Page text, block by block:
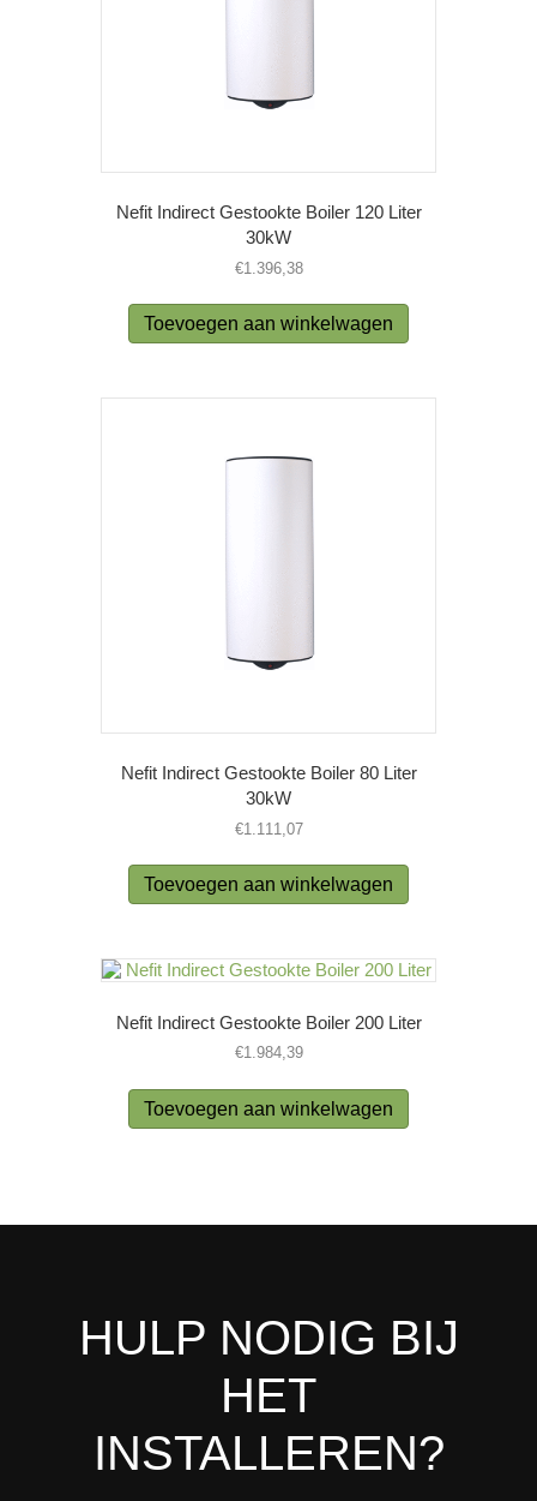
Nefit Indirect Gestookte Boiler 120 Liter
30kW
€1.396,38
Toevoegen aan winkelwagen
Nefit Indirect Gestookte Boiler 80 Liter
30kW
€1.111,07
Toevoegen aan winkelwagen
Nefit Indirect Gestookte Boiler 200 Liter
€1.984,39
Toevoegen aan winkelwagen
HULP NODIG BIJ
HET
INSTALLEREN?